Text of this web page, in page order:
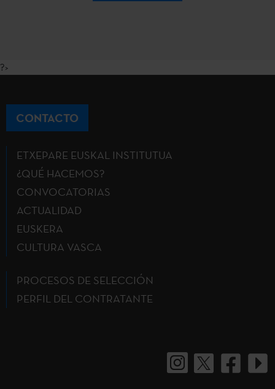
?>
CONTACTO
ETXEPARE EUSKAL INSTITUTUA
¿QUÉ HACEMOS?
CONVOCATORIAS
ACTUALIDAD
EUSKERA
CULTURA VASCA
PROCESOS DE SELECCIÓN
PERFIL DEL CONTRATANTE